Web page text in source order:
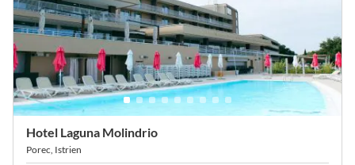
Hotel Laguna Molindrio
Porec, Istrien